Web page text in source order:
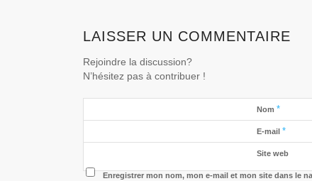
LAISSER UN COMMENTAIRE
Rejoindre la discussion?
N’hésitez pas à contribuer !
Nom*
E-mail*
Site web
Enregistrer mon nom, mon e-mail et mon site dans le